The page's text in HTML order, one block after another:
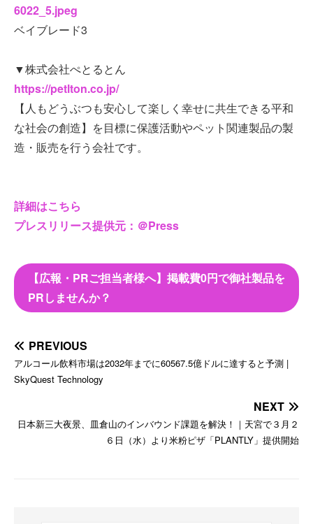
6022_5.jpeg
ベイブレード3
▼株式会社ぺとるとん
https://petlton.co.jp/
【人もどうぶつも安心して楽しく幸せに共生できる平和
な社会の創造】を目標に保護活動やペット関連製品の製
造・販売を行う会社です。
詳細はこちら
プレスリリース提供元：＠Press
【広報・PRご担当者様へ】掲載費0円で御社製品を
PRしませんか？
PREVIOUS
アルコール飲料市場は2032年までに60567.5億ドルに達すると予測 |
SkyQuest Technology
NEXT
日本新三大夜景、皿倉山のインバウンド課題を解決！｜天宮で３月２
６日（水）より米粉ピザ「PLANTLY」提供開始